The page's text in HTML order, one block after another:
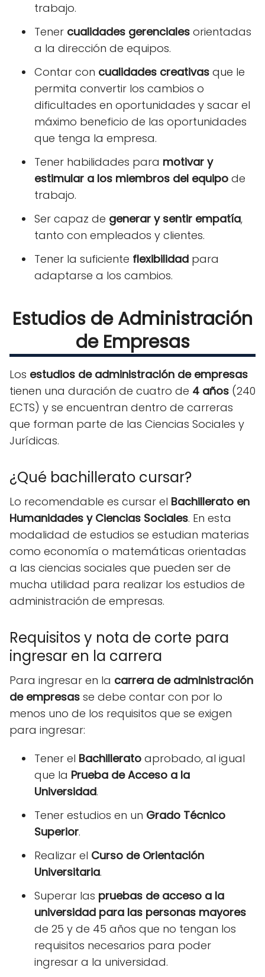
trabajo.
Tener cualidades gerenciales orientadas
a la dirección de equipos.
Contar con cualidades creativas que le
permita convertir los cambios o
dificultades en oportunidades y sacar el
máximo beneficio de las oportunidades
que tenga la empresa.
Tener habilidades para motivar y
estimular a los miembros del equipo de
trabajo.
Ser capaz de generar y sentir empatía,
tanto con empleados y clientes.
Tener la suficiente flexibilidad para
adaptarse a los cambios.
Estudios de Administración
de Empresas
Los estudios de administración de empresas
tienen una duración de cuatro de 4 años (240
ECTS) y se encuentran dentro de carreras
que forman parte de las Ciencias Sociales y
Jurídicas.
¿Qué bachillerato cursar?
Lo recomendable es cursar el Bachillerato en
Humanidades y Ciencias Sociales. En esta
modalidad de estudios se estudian materias
como economía o matemáticas orientadas
a las ciencias sociales que pueden ser de
mucha utilidad para realizar los estudios de
administración de empresas.
Requisitos y nota de corte para
ingresar en la carrera
Para ingresar en la carrera de administración
de empresas se debe contar con por lo
menos uno de los requisitos que se exigen
para ingresar:
Tener el Bachillerato aprobado, al igual
que la Prueba de Acceso a la
Universidad.
Tener estudios en un Grado Técnico
Superior.
Realizar el Curso de Orientación
Universitaria.
Superar las pruebas de acceso a la
universidad para las personas mayores
de 25 y de 45 años que no tengan los
requisitos necesarios para poder
ingresar a la universidad.